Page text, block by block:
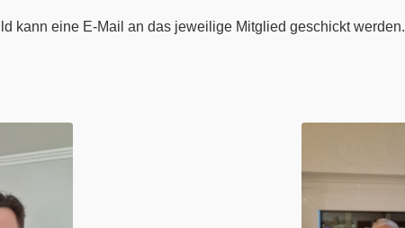
kann eine E-Mail an das jeweilige Mitglied geschickt werden.